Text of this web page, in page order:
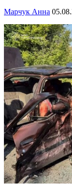
Марчук Анна